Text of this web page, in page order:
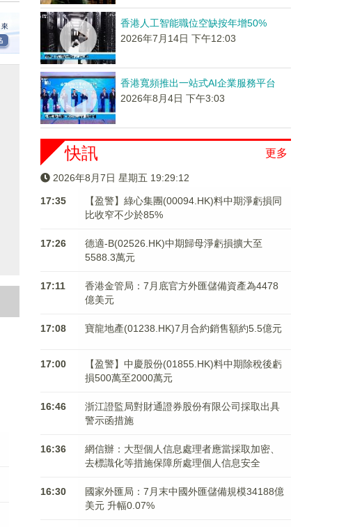
香港人工智能職位空缺按年增50%
2026年7月14日 下午12:03
香港寬頻推出一站式AI企業服務平台
2026年8月4日 下午3:03
更多
快訊
2026年8月7日 星期五 19:29:12
17:35
【盈警】綠心集團(00094.HK)料中期淨虧損同
比收窄不少於85%
17:26
德適-B(02526.HK)中期歸母淨虧損擴大至
5588.3萬元
17:11
香港金管局：7月底官方外匯儲備資產為4478
億美元
17:08 寶龍地產(01238.HK)7月合約銷售額約5.5億元
17:00
【盈警】中慶股份(01855.HK)料中期除稅後虧
損500萬至2000萬元
16:46
浙江證監局對財通證券股份有限公司採取出具
警示函措施
16:36
網信辦：大型個人信息處理者應當採取加密、
去標識化等措施保障所處理個人信息安全
16:30
國家外匯局：7月末中國外匯儲備規模34188億
美元 升幅0.07%